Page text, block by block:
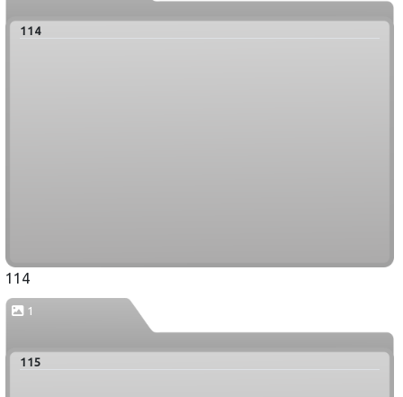
114
114
1
115